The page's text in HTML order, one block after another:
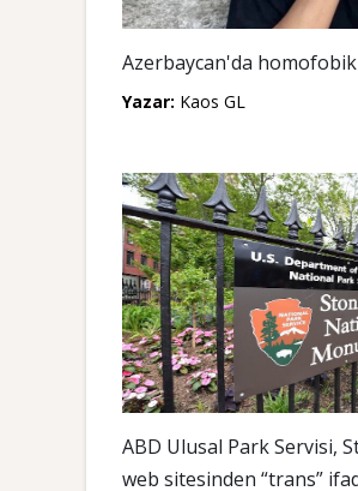
Azerbaycan'da
Yazar: Kaos GL
ABD Ulusal Park Servisi,
web sitesinden “trans”